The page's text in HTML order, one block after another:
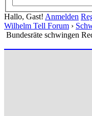
Hallo, Gast! Anmelden
Wilhelm Tell Forum ›
Bundesräte schwingen